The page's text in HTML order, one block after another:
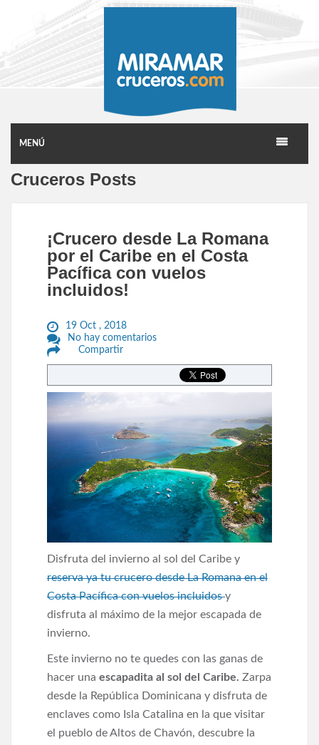
MENÚ
Cruceros Posts
¡Crucero desde La Romana
por el Caribe en el Costa
Pacífica con vuelos
incluidos!
19 Oct , 2018
No hay comentarios
Compartir
Disfruta del invierno al sol del Caribe y
reserva ya tu crucero desde La Romana en el
Costa Pacífica con vuelos incluidosy
disfruta al máximo de la mejor escapada de
invierno.
Este invierno no te quedes con las ganas de
hacer una escapadita al sol del Caribe. Zarpa
desde la República Dominicana y disfruta de
enclaves como Isla Catalina en la que visitar
el pueblo de Altos de Chavón, descubre la